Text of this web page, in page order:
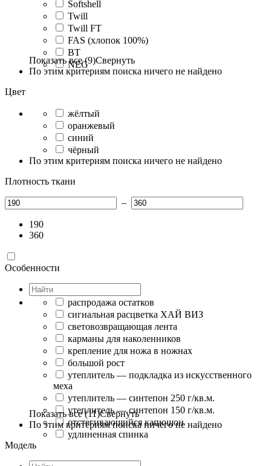
Softshell
Twill
Twill FT
FAS (хлопок 100%)
BT
NEG
Показать все (9)Свернуть
По этим критериям поиска ничего не найдено
Цвет
жёлтый
оранжевый
синий
чёрный
По этим критериям поиска ничего не найдено
Плотность ткани
–
190
360
Особенности
распродажа остатков
сигнальная расцветка ХАЙ ВИЗ
световозвращающая лента
карманы для наколенников
крепление для ножа в ножнах
большой рост
утеплитель — подкладка из искусственного
меха
утеплитель — синтепон 250 г/кв.м.
утеплитель — синтепон 150 г/кв.м.
отстегивающийся капюшон
удлиненная спинка
Показать все (11)Свернуть
По этим критериям поиска ничего не найдено
Модель